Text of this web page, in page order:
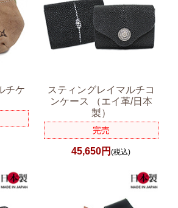
チケ
スティングレイマルチコ
ンケース （エイ革/日本
製）
完売
45,650円(税込)